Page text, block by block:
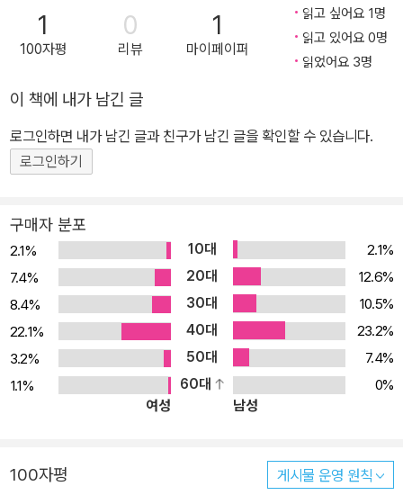
1
100자평
0
리뷰
1
마이페이퍼
읽고 싶어요 1명
읽고 있어요 0명
읽었어요 3명
이 책에 내가 남긴 글
로그인하면 내가 남긴 글과 친구가 남긴 글을 확인할 수 있습니다.
로그인하기
구매자 분포
2.1% 10대
2.1%
7.4%
20대
12.6%
8.4%
30대
10.5%
22.1%
40대
23.2%
3.2%
50대
7.4%
1.1%
60대
0%
여성
남성
100자평 게시물 운영 원칙